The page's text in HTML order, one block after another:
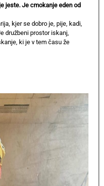
jeste. Je cmokanje eden od
kjer se dobro je, pije, kadi,
družbeni prostor iskanj,
ki je v tem času že